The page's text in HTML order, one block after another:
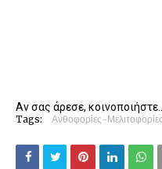
Αν σας άρεσε,
Tags: Ανθοφορίες-Μελιτοφορίες